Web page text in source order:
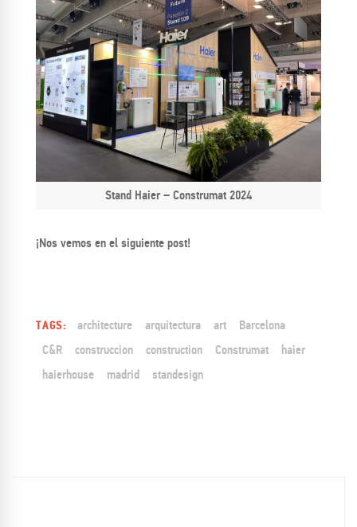
Stand Haier – Construmat 2024
¡Nos vemos en el siguiente post!
TAGS: architecture arquitectura art
Barcelona
C&R
construccion construction Construmat
haier
haierhouse
madrid standesign